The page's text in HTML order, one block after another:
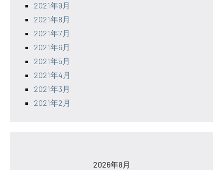
2021年9月
2021年8月
2021年7月
2021年6月
2021年5月
2021年4月
2021年3月
2021年2月
2026年8月